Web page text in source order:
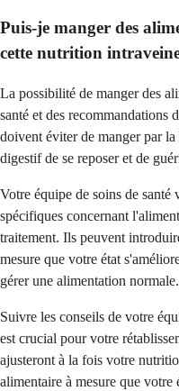
Puis-je manger des
cette nutrition
La possibilité de manger des
santé et des recommandations
doivent éviter de manger par
digestif de se reposer et de
Votre équipe de soins de santé
spécifiques concernant
traitement. Ils peuvent
mesure que votre état
gérer une alimentation normale.
Suivre les conseils de votre
est crucial pour votre
ajusteront à la fois votre
alimentaire à mesure que votre